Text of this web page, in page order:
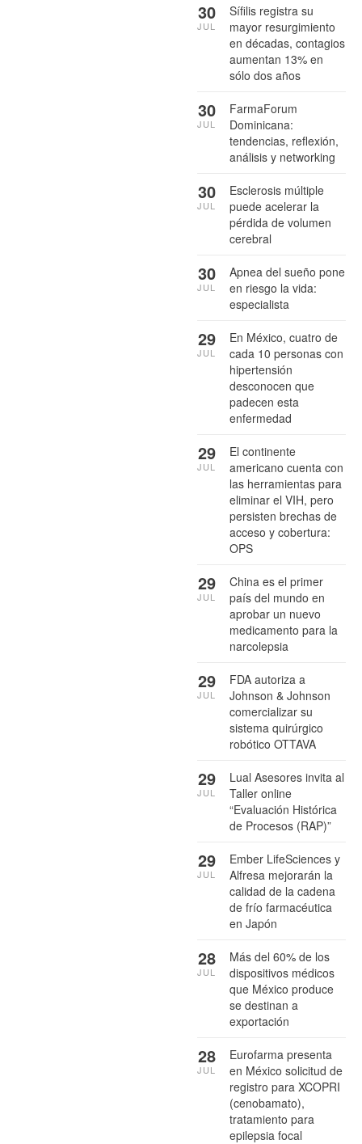
Sífilis registra su
mayor resurgimiento
en décadas, contagios
aumentan 13% en
sólo dos años
30
JUL
FarmaForum
Dominicana:
tendencias, reflexión,
análisis y networking
30
JUL
Esclerosis múltiple
puede acelerar la
pérdida de volumen
cerebral
30
JUL
Apnea del sueño pone
en riesgo la vida:
especialista
30
JUL
En México, cuatro de
cada 10 personas con
hipertensión
desconocen que
padecen esta
enfermedad
29
JUL
El continente
americano cuenta con
las herramientas para
eliminar el VIH, pero
persisten brechas de
acceso y cobertura:
OPS
29
JUL
China es el primer
país del mundo en
aprobar un nuevo
medicamento para la
narcolepsia
29
JUL
FDA autoriza a
Johnson & Johnson
comercializar su
sistema quirúrgico
robótico OTTAVA
29
JUL
Lual Asesores invita al
Taller online
“Evaluación Histórica
de Procesos (RAP)”
29
JUL
Ember LifeSciences y
Alfresa mejorarán la
calidad de la cadena
de frío farmacéutica
en Japón
29
JUL
Más del 60% de los
dispositivos médicos
que México produce
se destinan a
exportación
28
JUL
Eurofarma presenta
en México solicitud de
registro para XCOPRI
(cenobamato),
tratamiento para
epilepsia focal
28
JUL